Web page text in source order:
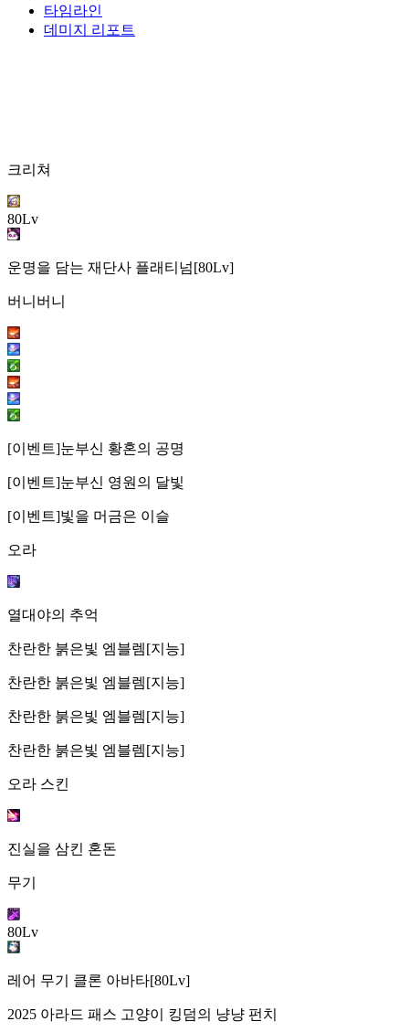
타임라인
데미지 리포트
크리쳐
80Lv
운명을 담는 재단사 플래티넘[80Lv]
버니버니
[이벤트]눈부신 황혼의 공명
[이벤트]눈부신 영원의 달빛
[이벤트]빛을 머금은 이슬
오라
열대야의 추억
찬란한 붉은빛 엠블렘[지능]
찬란한 붉은빛 엠블렘[지능]
찬란한 붉은빛 엠블렘[지능]
찬란한 붉은빛 엠블렘[지능]
오라 스킨
진실을 삼킨 혼돈
무기
80Lv
레어 무기 클론 아바타[80Lv]
2025 아라드 패스 고양이 킹덤의 냥냥 펀치